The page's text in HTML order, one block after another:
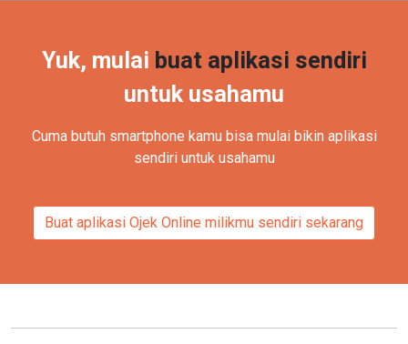
Yuk, mulai buat aplikasi sendiri
untuk usahamu
Cuma butuh smartphone kamu bisa mulai bikin aplikasi
sendiri untuk usahamu
Buat aplikasi Ojek Online milikmu sendiri sekarang